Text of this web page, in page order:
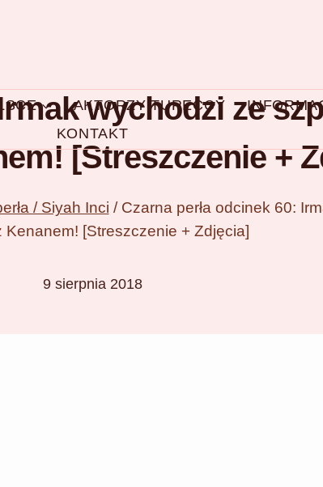
AKTORZY TURECCY
KONTAKT
wychodzi ze
[Streszczenie +
/ Siyah Inci / Czarna perła odcinek 60:
Kenanem! [Streszczenie + Zdjęcia]
9 sierpnia 2018